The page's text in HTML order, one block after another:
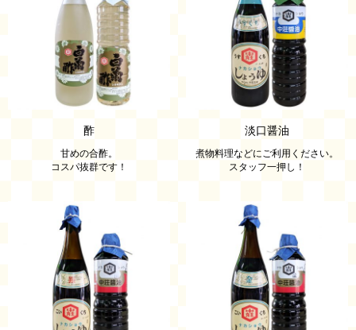
酢
甘めの合酢。
コスパ抜群です！
淡口醤油
煮物料理などにご利用ください。
スタッフ一押し！